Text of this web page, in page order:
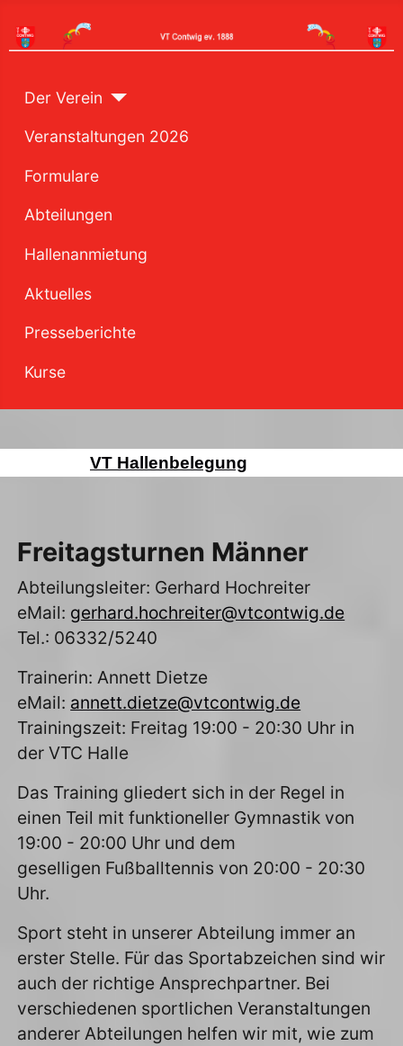
Der Verein
Veranstaltungen 2026
Formulare
Abteilungen
Hallenanmietung
Aktuelles
Presseberichte
Kurse
VT Hallenbelegung
Freitagsturnen Männer
Abteilungsleiter: Gerhard Hochreiter
eMail: gerhard.hochreiter@vtcontwig.de
Tel.: 06332/5240
Trainerin: Annett Dietze
eMail: annett.dietze@vtcontwig.de
Trainingszeit: Freitag 19:00 - 20:30 Uhr in
der VTC Halle
Das Training gliedert sich in der Regel in
einen Teil mit funktioneller Gymnastik von
19:00 - 20:00 Uhr und dem
geselligen Fußballtennis von 20:00 - 20:30
Uhr.
Sport steht in unserer Abteilung immer an
erster Stelle. Für das Sportabzeichen sind wir
auch der richtige Ansprechpartner. Bei
verschiedenen sportlichen Veranstaltungen
anderer Abteilungen helfen wir mit, wie zum